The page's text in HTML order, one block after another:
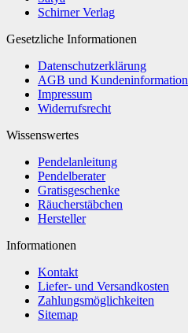
Schirner Verlag
Gesetzliche Informationen
Datenschutzerklärung
AGB und Kundeninformation
Impressum
Widerrufsrecht
Wissenswertes
Pendelanleitung
Pendelberater
Gratisgeschenke
Räucherstäbchen
Hersteller
Informationen
Kontakt
Liefer- und Versandkosten
Zahlungsmöglichkeiten
Sitemap